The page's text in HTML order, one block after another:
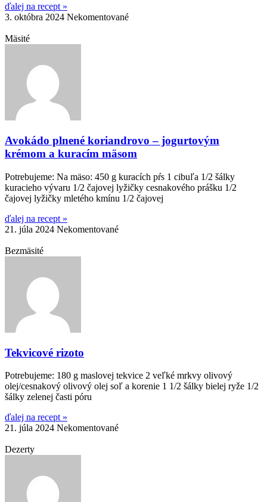
ďalej na recept »
3. októbra 2024 Nekomentované
Mäsité
Avokádo plnené koriandrovo – jogurtovým
krémom a kuracím mäsom
Potrebujeme: Na mäso: 450 g kuracích pŕs 1 cibuľa 1/2 šálky
kuracieho vývaru 1/2 čajovej lyžičky cesnakového prášku 1/2
čajovej lyžičky mletého kmínu 1/2 čajovej
ďalej na recept »
21. júla 2024 Nekomentované
Bezmäsité
Tekvicové rizoto
Potrebujeme: 180 g maslovej tekvice 2 veľké mrkvy olivový
olej/cesnakový olivový olej soľ a korenie 1 1/2 šálky bielej ryže 1/2
šálky zelenej časti póru
ďalej na recept »
21. júla 2024 Nekomentované
Dezerty